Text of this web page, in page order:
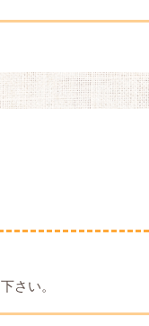
さい。